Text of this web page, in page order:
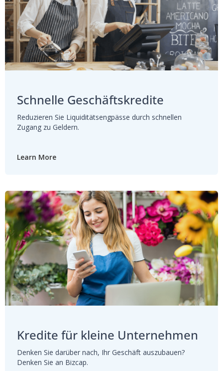
Schnelle Geschäftskredite
Reduzieren Sie Liquiditätsengpässe durch schnellen
Zugang zu Geldern.
Learn More
Kredite für kleine Unternehmen
Denken Sie darüber nach, Ihr Geschäft auszubauen?
Denken Sie an Bizcap.